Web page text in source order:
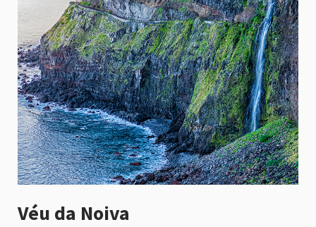
Véu da Noiva